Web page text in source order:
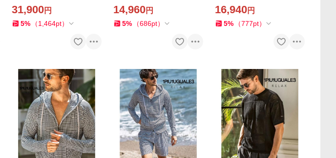
ット プール マリンスポーツ
フェス ウノピゥウノウグァ
31,900円
5% （1,464pt）
X プール レジャー マリンス
ポーツ ウノピゥウノウグァ
14,960円
5% （686pt）
ール フェス マリンスポーツ
サーフィン ウノピゥウノウ
16,940円
5% （777pt）